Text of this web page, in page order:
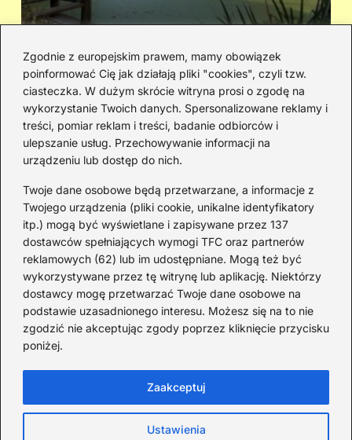
Zgodnie z europejskim prawem, mamy obowiązek
poinformować Cię jak działają pliki "cookies", czyli tzw.
ciasteczka. W dużym skrócie witryna prosi o zgodę na
wykorzystanie Twoich danych. Spersonalizowane reklamy i
treści, pomiar reklam i treści, badanie odbiorców i
ulepszanie usług. Przechowywanie informacji na
urządzeniu lub dostęp do nich.
Twoje dane osobowe będą przetwarzane, a informacje z
Twojego urządzenia (pliki cookie, unikalne identyfikatory
itp.) mogą być wyświetlane i zapisywane przez 137
dostawców spełniających wymogi TFC oraz partnerów
reklamowych (62) lub im udostępniane. Mogą też być
wykorzystywane przez tę witrynę lub aplikację. Niektórzy
dostawcy mogę przetwarzać Twoje dane osobowe na
podstawie uzasadnionego interesu. Możesz się na to nie
zgodzić nie akceptując zgody poprzez kliknięcie przycisku
poniżej.
Ustawienia
Zaakceptuj
Cicha woda — kto śpiewał i jaka jest
historia piosenki
Redakcja
JazzJuniors.pl to miejsce dla rodziców, nauczycieli,
animatorów i wszystkich, którzy wierzą, że muzyka to coś
więcej niż dźwięki – to emocje, relacje i wspomnienia.
Szukasz inspiracji do rodzinnego śpiewania?
Redakcja: Monika Zawadzka
Piłsudskiego 211AD, 14-714 Kielce
733 311 7511
O Jazz Juniors Prywatność